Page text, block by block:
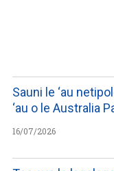
Sauni le ‘au
‘au o le Australia
16/07/2026